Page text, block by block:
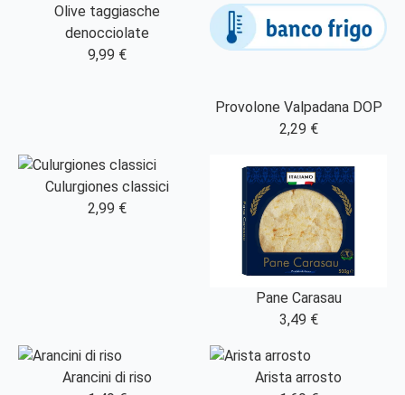
Olive taggiasche
denocciolate
9,99 €
Provolone Valpadana DOP
2,29 €
Culurgiones classici
2,99 €
Pane Carasau
3,49 €
Arancini di riso
Arista arrosto